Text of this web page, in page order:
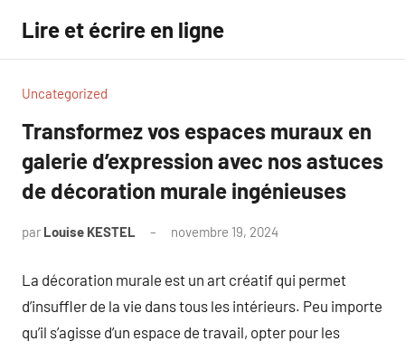
contenu
Lire et écrire en ligne
Uncategorized
Transformez vos espaces muraux en
galerie d’expression avec nos astuces
de décoration murale ingénieuses
par Louise KESTEL novembre 19, 2024
La décoration murale est un art créatif qui permet
d’insuffler de la vie dans tous les intérieurs. Peu importe
qu’il s’agisse d’un espace de travail, opter pour les